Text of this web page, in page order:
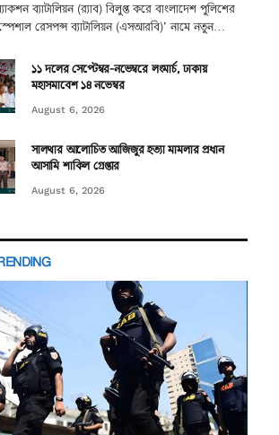
ব্যাটালিয়ন (র‌্যাব) বিলুপ্ত করে বাংলাদেশ পুলিশের
রেসপন্স ব্যাটালিয়ন (এসআরবি)’ নামে নতুন…
১১ দলের সেপ্টেম্বর-নভেম্বরে লংমার্চ, ঢাকায়
মহাসমাবেশ ১৪ নভেম্বর
August 6, 2026
সালথার আলোচিত আজিজুর হত্যা মামলার প্রধান
আসামি শাকিল গ্রেপ্তার
August 6, 2026